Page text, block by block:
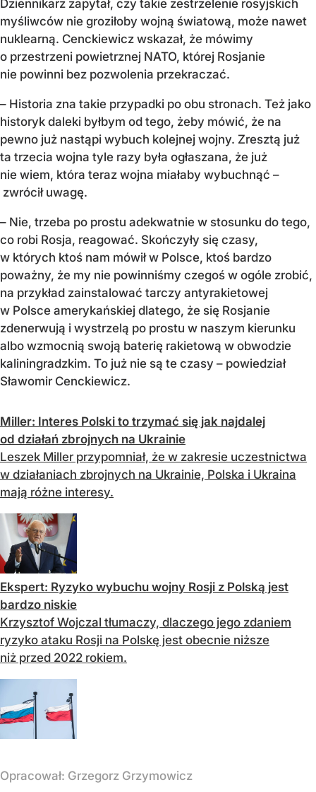
Dziennikarz zapytał, czy takie zestrzelenie rosyjskich
myśliwców nie groziłoby wojną światową, może nawet
nuklearną. Cenckiewicz wskazał, że mówimy
o przestrzeni powietrznej NATO, której Rosjanie
nie powinni bez pozwolenia przekraczać.
– Historia zna takie przypadki po obu stronach. Też jako
historyk daleki byłbym od tego, żeby mówić, że na
pewno już nastąpi wybuch kolejnej wojny. Zresztą już
ta trzecia wojna tyle razy była ogłaszana, że już
nie wiem, która teraz wojna miałaby wybuchnąć –
zwrócił uwagę.
– Nie, trzeba po prostu adekwatnie w stosunku do tego,
co robi Rosja, reagować. Skończyły się czasy,
w których ktoś nam mówił w Polsce, ktoś bardzo
poważny, że my nie powinniśmy czegoś w ogóle zrobić,
na przykład zainstalować tarczy antyrakietowej
w Polsce amerykańskiej dlatego, że się Rosjanie
zdenerwują i wystrzelą po prostu w naszym kierunku
albo wzmocnią swoją baterię rakietową w obwodzie
kaliningradzkim. To już nie są te czasy – powiedział
Sławomir Cenckiewicz.
Miller: Interes Polski to trzymać się jak najdalej
od działań zbrojnych na Ukrainie
Leszek Miller przypomniał, że w zakresie uczestnictwa
w działaniach zbrojnych na Ukrainie, Polska i Ukraina
mają różne interesy.
Ekspert: Ryzyko wybuchu wojny Rosji z Polską jest
bardzo niskie
Krzysztof Wojczal tłumaczy, dlaczego jego zdaniem
ryzyko ataku Rosji na Polskę jest obecnie niższe
niż przed 2022 rokiem.
Opracował: Grzegorz Grzymowicz